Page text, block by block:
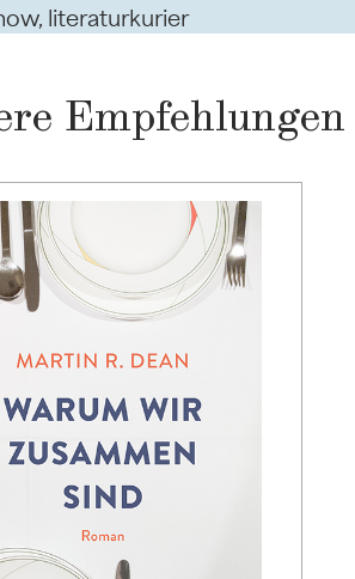
literaturkurier
Empfehlungen